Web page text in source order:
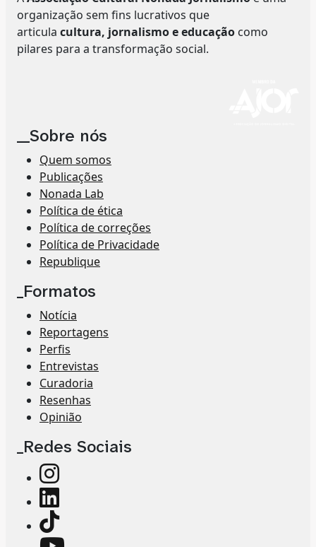
organização sem fins lucrativos que
articula cultura, jornalismo e educação como
pilares para a transformação social.
__Sobre nós
Quem somos
Publicações
Nonada Lab
Política de ética
Política de correções
Política de Privacidade
Republique
_Formatos
Notícia
Reportagens
Perfis
Entrevistas
Curadoria
Resenhas
Opinião
_Redes Sociais